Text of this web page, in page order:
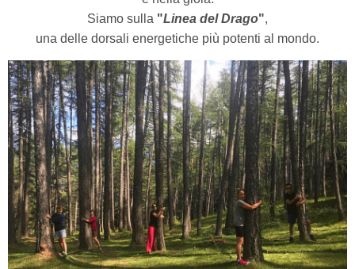
Siamo sulla "Linea del Drago",
una delle dorsali energetiche più potenti al mondo.